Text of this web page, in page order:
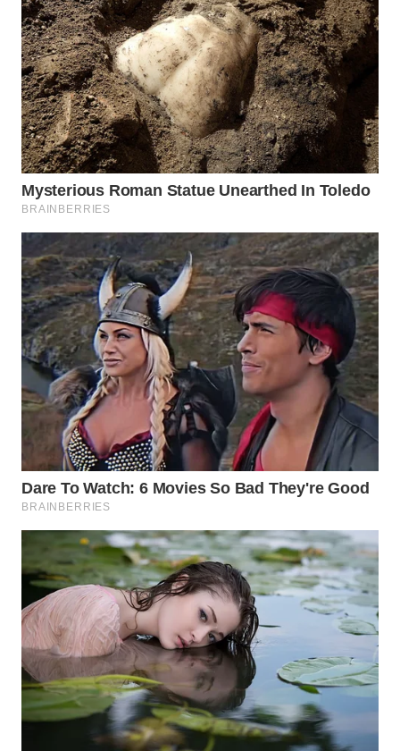
WN
CIANJUR
WN
KEPULAUAN
SERIBU
WN
TANGERANG
WN
BINJAI
WN
CIREBON
WN
INDRAMAYU
WN
KUNINGAN
WN
WN
SUBANG
WN
SUKABUMI
WN
PURWAKARTA